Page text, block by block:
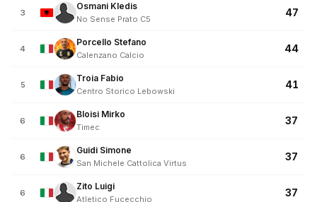
3
Osmani Kledis
No Sense Prato C5
47
4
Porcello Stefano
Calenzano Calcio
44
5
Troia Fabio
Centro Storico Lebowski
41
6
Bloisi Mirko
Timec
37
6
Guidi Simone
San Michele Cattolica Virtus
37
6
Zito Luigi
Atletico Fucecchio
37